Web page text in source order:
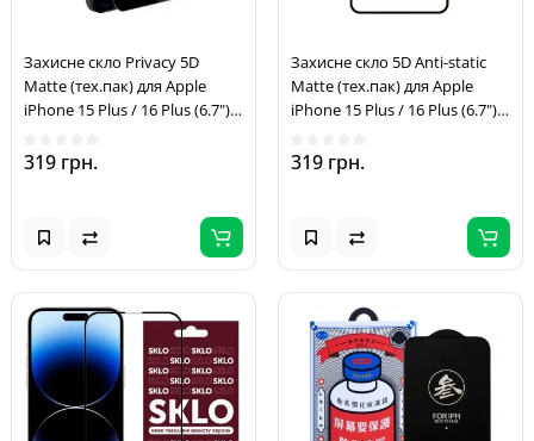
Захисне скло Privacy 5D
Matte (тех.пак) для Apple
iPhone 15 Plus / 16 Plus (6.7")
319 грн.
Захисне скло 5D Anti-static
Matte (тех.пак) для Apple
iPhone 15 Plus / 16 Plus (6.7")
319 грн.